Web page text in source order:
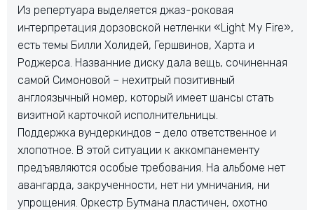
Из репертуара выделяется джаз-роковая
интерпретация дорзовской нетленки «Light My Fire»,
есть темы Билли Холидей, Гершвинов, Харта и
Роджерса. Названние диску дала вещь, сочиненная
самой Симоновой – нехитрый позитивный
англоязычный номер, который имеет шансы стать
визитной карточкой исполнительницы.
Поддержка вундеркиндов – дело ответственное и
хлопотное. В этой ситуации к аккомпанементу
предъявляются особые требования. На альбоме нет
авангарда, закрученности, нет ни умничания, ни
упрощения. Оркестр Бутмана пластичен, охотно